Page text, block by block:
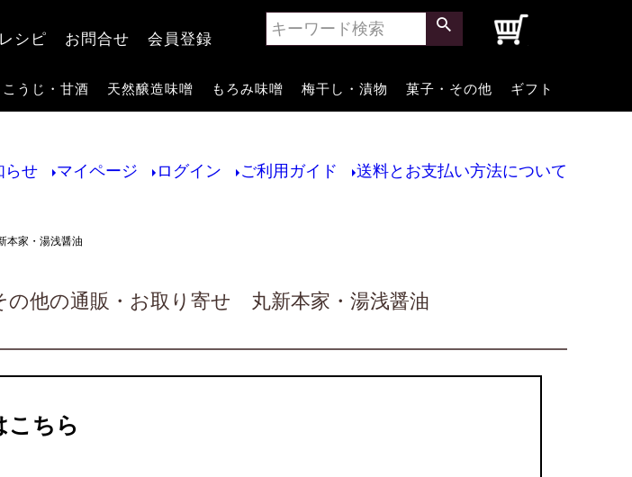
レシピ お問合せ 会員登録
こうじ・甘酒 天然醸造味噌 もろみ味噌 梅干し・漬物 菓子・その他 ギフト
らせ マイページ ログイン ご利用ガイド 送料とお支払い方法について
本家・湯浅醤油
の他の通販・お取り寄せ 丸新本家・湯浅醤油
こちら